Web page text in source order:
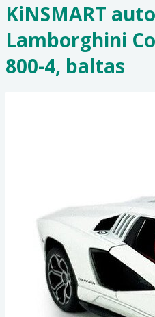
KiNSMART
Lamborghini
800-4, baltas